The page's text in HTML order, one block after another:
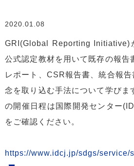
2020.01.08
GRI(Global Reporting Initiative)
公式認定教材を用いて既存の報告
レポート、CSR報告書、統合報
念を取り込む手法について学びま
の開催日程は国際開発センター
をご確認ください。
https://www.idcj.jp/sdgs/